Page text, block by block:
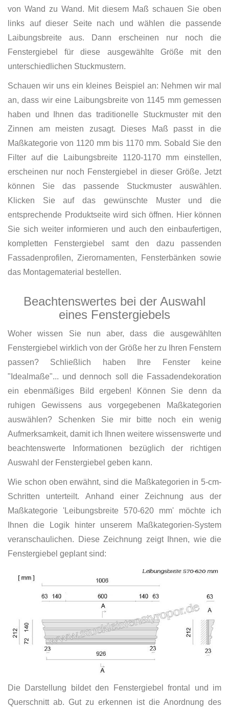
von Wand zu Wand. Mit diesem Maß schauen Sie oben
links auf dieser Seite nach und wählen die passende
Laibungsbreite aus. Dann erscheinen nur noch die
Fenstergiebel für diese ausgewählte Größe mit den
unterschiedlichen Stuckmustern.
Schauen wir uns ein kleines Beispiel an: Nehmen wir mal
an, dass wir eine Laibungsbreite von 1145 mm gemessen
haben und Ihnen das traditionelle Stuckmuster mit den
Zinnen am meisten zusagt. Dieses Maß passt in die
Maßkategorie von 1120 mm bis 1170 mm. Sobald Sie den
Filter auf die Laibungsbreite 1120-1170 mm einstellen,
erscheinen nur noch Fenstergiebel in dieser Größe. Jetzt
können Sie das passende Stuckmuster auswählen.
Klicken Sie auf das gewünschte Muster und die
entsprechende Produktseite wird sich öffnen. Hier können
Sie sich weiter informieren und auch den einbaufertigen,
kompletten Fenstergiebel samt den dazu passenden
Fassadenprofilen, Zierornamenten, Fensterbänken sowie
das Montagematerial bestellen.
Beachtenswertes bei der Auswahl
eines Fenstergiebels
Woher wissen Sie nun aber, dass die ausgewählten
Fenstergiebel wirklich von der Größe her zu Ihren Fenstern
passen? Schließlich haben Ihre Fenster keine
"Idealmaße"... und dennoch soll die Fassadendekoration
ein ebenmäßiges Bild ergeben! Können Sie denn da
ruhigen Gewissens aus vorgegebenen Maßkategorien
auswählen? Schenken Sie mir bitte noch ein wenig
Aufmerksamkeit, damit ich Ihnen weitere wissenswerte und
beachtenswerte Informationen bezüglich der richtigen
Auswahl der Fenstergiebel geben kann.
Wie schon oben erwähnt, sind die Maßkategorien in 5-cm-
Schritten unterteilt. Anhand einer Zeichnung aus der
Maßkategorie 'Leibungsbreite 570-620 mm' möchte ich
Ihnen die Logik hinter unserem Maßkategorien-System
veranschaulichen. Diese Zeichnung zeigt Ihnen, wie die
Fenstergiebel geplant sind:
Die Darstellung bildet den Fenstergiebel frontal und im
Querschnitt ab. Gut zu erkennen ist die Anordnung des